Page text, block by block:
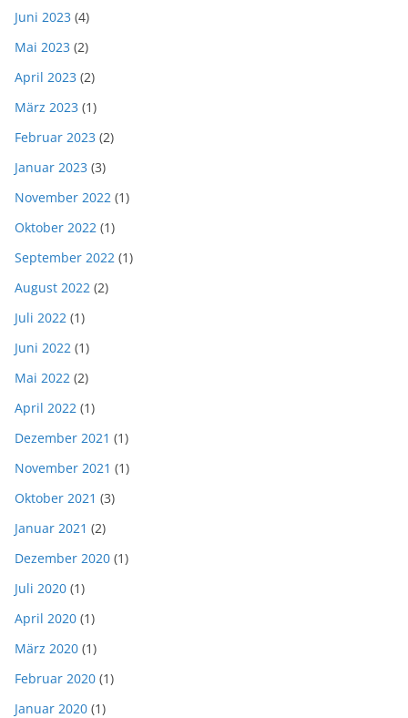
Juni 2023 (4)
Mai 2023 (2)
April 2023 (2)
März 2023 (1)
Februar 2023 (2)
Januar 2023 (3)
November 2022 (1)
Oktober 2022 (1)
September 2022 (1)
August 2022 (2)
Juli 2022 (1)
Juni 2022 (1)
Mai 2022 (2)
April 2022 (1)
Dezember 2021 (1)
November 2021 (1)
Oktober 2021 (3)
Januar 2021 (2)
Dezember 2020 (1)
Juli 2020 (1)
April 2020 (1)
März 2020 (1)
Februar 2020 (1)
Januar 2020 (1)